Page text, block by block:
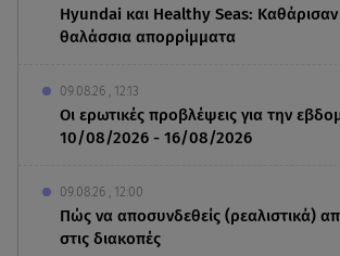
Hyundai και Healthy Seas:
θαλάσσια απορρίμματα
09.08.26 , 12:13
Οι ερωτικές προβλέψεις για την
10/08/2026 - 16/08/2026
09.08.26 , 12:00
Πώς να αποσυνδεθείς (ρεαλιστικά)
στις διακοπές